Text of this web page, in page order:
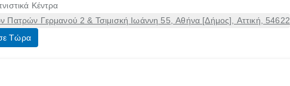
Κέντρα
Πατρών Γερμανού 2 & Τσιμισκή Ιωάννη 55, Αθήνα [Δήμος], Αττική, 54622
Τώρα